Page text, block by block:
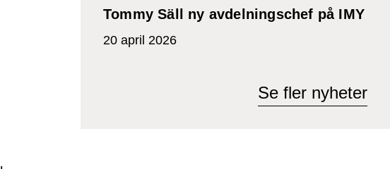
Tommy Säll ny avdelningschef på IMY
20 april 2026
Se fler nyheter